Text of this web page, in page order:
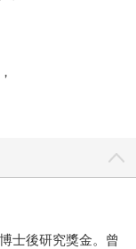
士後研究獎金。曾